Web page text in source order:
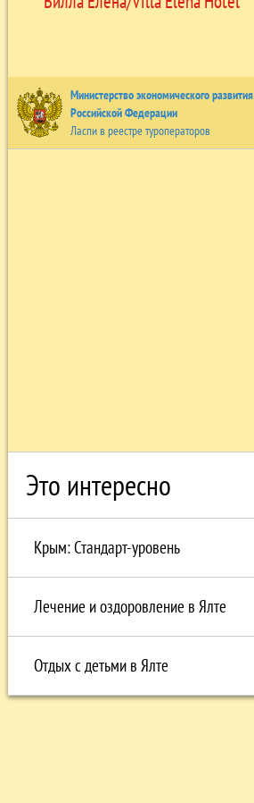
Министерство экономического развития
Российской Федерации
Ласпи в реестре туроператоров
Это интересно
Крым: Стандарт-уровень
Лечение и оздоровление в Ялте
Отдых с детьми в Ялте